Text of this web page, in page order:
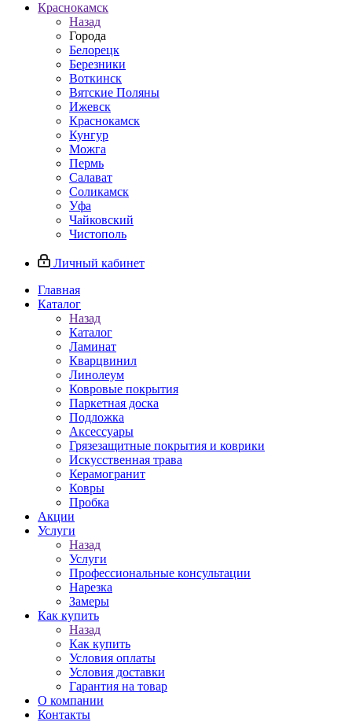
Краснокамск
Назад
Города
Белорецк
Березники
Воткинск
Вятские Поляны
Ижевск
Краснокамск
Кунгур
Можга
Пермь
Салават
Соликамск
Уфа
Чайковский
Чистополь
Личный кабинет
Главная
Каталог
Назад
Каталог
Ламинат
Кварцвинил
Линолеум
Ковровые покрытия
Паркетная доска
Подложка
Аксессуары
Грязезащитные покрытия и коврики
Искусственная трава
Керамогранит
Ковры
Пробка
Акции
Услуги
Назад
Услуги
Профессиональные консультации
Нарезка
Замеры
Как купить
Назад
Как купить
Условия оплаты
Условия доставки
Гарантия на товар
О компании
Контакты